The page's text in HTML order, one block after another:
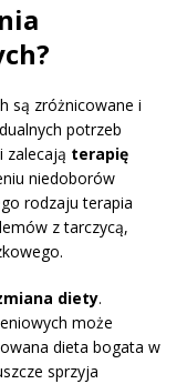
są zróżnicowane i
potrzeb
zalecają terapię
niedoborów
rodzaju terapia
z tarczycą,
diety.
może
dieta bogata w
sprzyja